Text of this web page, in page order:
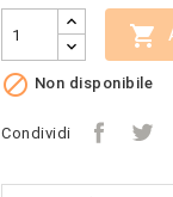

 Non disponibile
Condividi